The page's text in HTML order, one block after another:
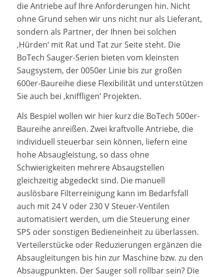
die Antriebe auf Ihre Anforderungen hin. Nicht
ohne Grund sehen wir uns nicht nur als Lieferant,
sondern als Partner, der Ihnen bei solchen
‚Hürden‘ mit Rat und Tat zur Seite steht. Die
BoTech Sauger-Serien bieten vom kleinsten
Saugsystem, der 0050er Linie bis zur großen
600er-Baureihe diese Flexibilität und unterstützen
Sie auch bei ‚kniffligen‘ Projekten.
Als Bespiel wollen wir hier kurz die BoTech 500er-
Baureihe anreißen. Zwei kraftvolle Antriebe, die
individuell steuerbar sein können, liefern eine
hohe Absaugleistung, so dass ohne
Schwierigkeiten mehrere Absaugstellen
gleichzeitig abgedeckt sind. Die manuell
auslösbare Filterreinigung kann im Bedarfsfall
auch mit 24 V oder 230 V Steuer-Ventilen
automatisiert werden, um die Steuerung einer
SPS oder sonstigen Bedieneinheit zu überlassen.
Verteilerstücke oder Reduzierungen ergänzen die
Absaugleitungen bis hin zur Maschine bzw. zu den
Absaugpunkten. Der Sauger soll rollbar sein? Die